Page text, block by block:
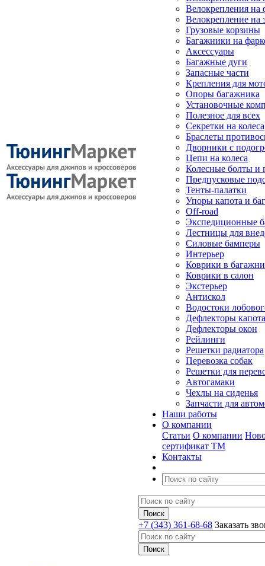
Велокрепления на
Велокрепление на
Грузовые корзины
Багажники на
Аксессуары
Багажные дуги
Запасные части
Крепления для
Опоры багажника
Установочные
Полезное для всех
Секретки на колеса
Браслеты
Дворники с
Цепи на колеса
Колесные болты и
Предпусковые
Тенты-палатки
Упоры капота и
Off-road
Экспедиционные
Лестницы для
Силовые бамперы
Интерьер
Коврики в
Коврики в салон
Экстерьер
Антискол
Водостоки
Дефлекторы капота
Дефлекторы окон
Рейлинги
Решетки радиатора
Перевозка собак
Решетки для
Автогамаки
Чехлы на сиденья
Запчасти для
Наши работы
О компании
Статьи О компании
сертификат ТМ
Контакты
+7 (343) 361-68-68 Заказать